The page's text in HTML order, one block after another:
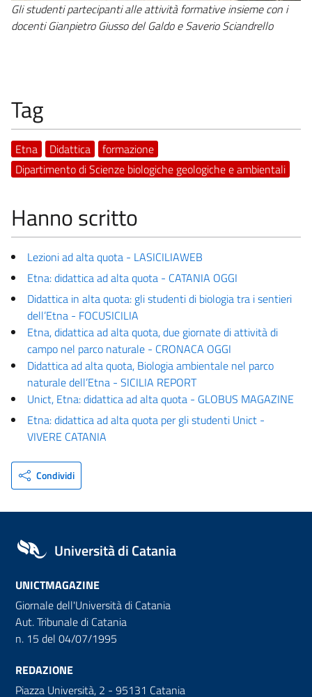
Gli studenti partecipanti alle attività formative insieme con i
docenti Gianpietro Giusso del Galdo e Saverio Sciandrello
Tag
Etna Didattica
formazione
Dipartimento di Scienze biologiche geologiche e ambientali
Hanno scritto
Lezioni ad alta quota - LASICILIAWEB
Etna: didattica ad alta quota - CATANIA OGGI
Didattica in alta quota: gli studenti di biologia tra i sentieri
dell’Etna - FOCUSICILIA
Etna, didattica ad alta quota, due giornate di attività di
campo nel parco naturale - CRONACA OGGI
Didattica ad alta quota, Biologia ambientale nel parco
naturale dell’Etna - SICILIA REPORT
Unict, Etna: didattica ad alta quota - GLOBUS MAGAZINE
Etna: didattica ad alta quota per gli studenti Unict -
VIVERE CATANIA
Condividi
Università di Catania
UNICTMAGAZINE
Giornale dell'Università di Catania
Aut. Tribunale di Catania
n. 15 del 04/07/1995
REDAZIONE
Piazza Università, 2 - 95131 Catania